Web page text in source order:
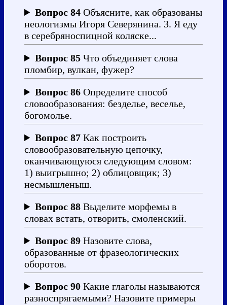
Вопрос 84 Объясните, как образованы
неологизмы Игоря Северянина. 3. Я еду
в серебряноспицной коляске...
Вопрос 85 Что объединяет слова
пломбир, вулкан, фужер?
Вопрос 86 Определите способ
словообразования: безделье, веселье,
богомолье.
Вопрос 87 Как построить
словообразовательную цепочку,
оканчивающуюся следующим словом:
1) выигрышно; 2) облицовщик; 3)
несмышленыш.
Вопрос 88 Выделите морфемы в
словах встать, отворить, смоленский.
Вопрос 89 Назовите слова,
образованные от фразеологических
оборотов.
Вопрос 90 Какие глаголы называются
разноспрягаемыми? Назовите примеры